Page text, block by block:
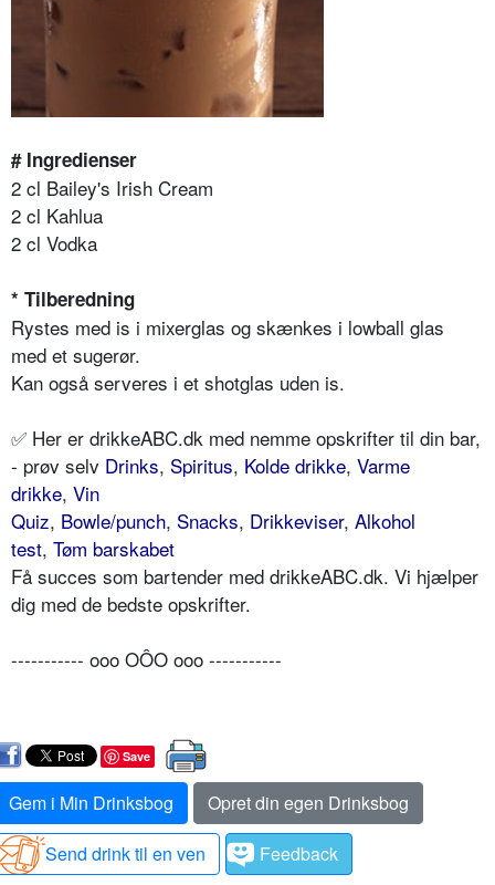
# Ingredienser
2 cl Bailey's Irish Cream
2 cl Kahlua
2 cl Vodka
* Tilberedning
Rystes med is i mixerglas og skænkes i lowball glas
med et sugerør.
Kan også serveres i et shotglas uden is.
✅ Her er drikkeABC.dk med nemme opskrifter til din bar,
- prøv selv Drinks, Spiritus, Kolde drikke, Varme
drikke, Vin
Quiz, Bowle/punch, Snacks, Drikkeviser, Alkohol
test, Tøm barskabet
Få succes som bartender med drikkeABC.dk. Vi hjælper
dig med de bedste opskrifter.
----------- ooo OÔO ooo -----------
Save
Gem i Min Drinksbog
Opret din egen Drinksbog
Send drink til en ven
Feedback